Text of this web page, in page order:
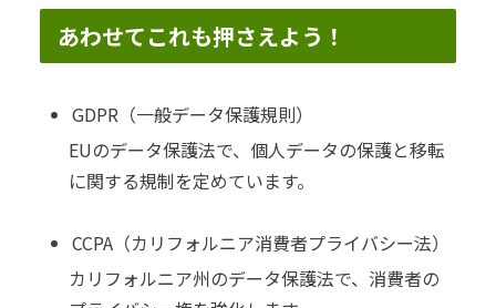
あわせてこれも押さえよう！
GDPR（一般データ保護規則）
EUのデータ保護法で、個人データの保護と移転
に関する規制を定めています。
CCPA（カリフォルニア消費者プライバシー法）
カリフォルニア州のデータ保護法で、消費者の